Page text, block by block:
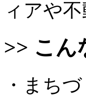
ィアや
>> こん
・まち